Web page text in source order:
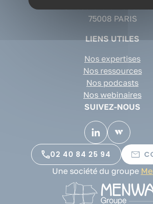
75008 PARIS
LIENS UTILES
Nos expertises
Nos ressources
Nos podcasts
Nos webinaires
SUIVEZ-NOUS
02 40 84 25 94
Une société du groupe